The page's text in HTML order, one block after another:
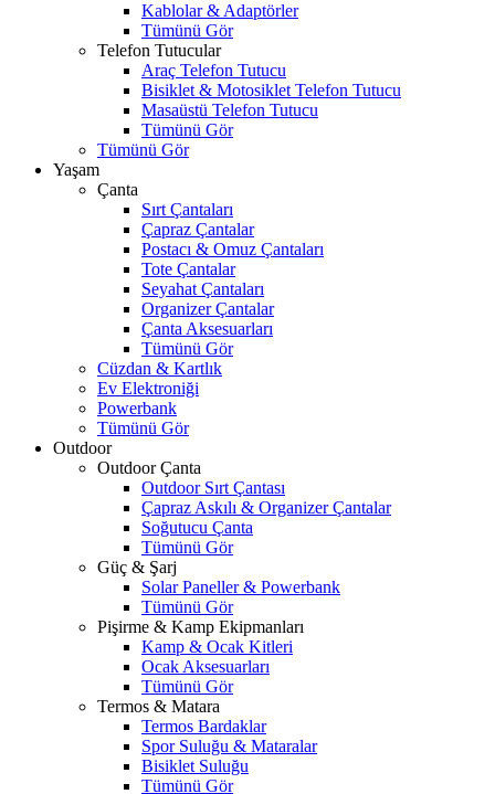
Kablolar & Adaptörler
Tümünü Gör
Telefon Tutucular
Araç Telefon Tutucu
Bisiklet & Motosiklet Telefon Tutucu
Masaüstü Telefon Tutucu
Tümünü Gör
Tümünü Gör
Yaşam
Çanta
Sırt Çantaları
Çapraz Çantalar
Postacı & Omuz Çantaları
Tote Çantalar
Seyahat Çantaları
Organizer Çantalar
Çanta Aksesuarları
Tümünü Gör
Cüzdan & Kartlık
Ev Elektroniği
Powerbank
Tümünü Gör
Outdoor
Outdoor Çanta
Outdoor Sırt Çantası
Çapraz Askılı & Organizer Çantalar
Soğutucu Çanta
Tümünü Gör
Güç & Şarj
Solar Paneller & Powerbank
Tümünü Gör
Pişirme & Kamp Ekipmanları
Kamp & Ocak Kitleri
Ocak Aksesuarları
Tümünü Gör
Termos & Matara
Termos Bardaklar
Spor Suluğu & Mataralar
Bisiklet Suluğu
Tümünü Gör